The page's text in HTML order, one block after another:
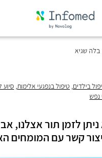
בלה שגיא
בילדים, טיפול בנפגעי אלימות, סיוע
נפש
לזמן תור אצלנו,
קשר עם המומחים